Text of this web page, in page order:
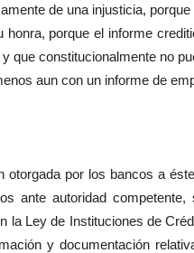
de una injusticia,
porque el informe
que constitucionalmente no
aun con un informe de
por los bancos a
ante autoridad
la Ley de Instituciones de
y documentación